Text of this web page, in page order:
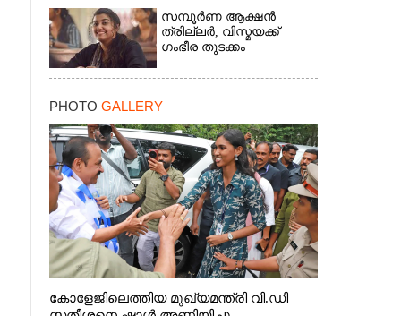
സമ്പൂർണ ആക്ഷൻ
ത്രില്ലർ,​ വിസ്മയക്ക്
ഗംഭീര തുടക്കം
PHOTO GALLERY
കോളേജിലെത്തിയ മുഖ്യമന്ത്രി വി.ഡി